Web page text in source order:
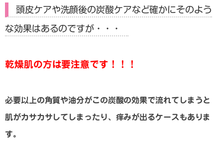
頭皮ケアや洗顔後の炭酸ケアなど確かにそのよう
な効果はあるのですが・・・
乾燥肌の方は要注意です！！！
必要以上の角質や油分がこの炭酸の効果で流れてしまうと
肌がカサカサしてしまったり、痒みが出るケースもありま
す。